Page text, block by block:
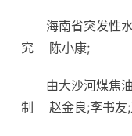
海南省突发性
究 陈小康;
由大沙河煤焦
制 赵金良;李书友